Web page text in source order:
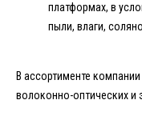
платформах, в
пыли, влаги,
В ассортименте
волоконно-оптических и